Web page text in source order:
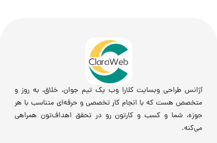
آژانس طراحی وبسایت کلارا وب یک تیم جوان، خلاق، به روز و
متخصص هست که با انجام کار تخصصی و حرفه‌ای متناسب با هر
حوزه، شما و کسب و کارتون رو در تحقق اهداف‌تون همراهی
می‌کنه.